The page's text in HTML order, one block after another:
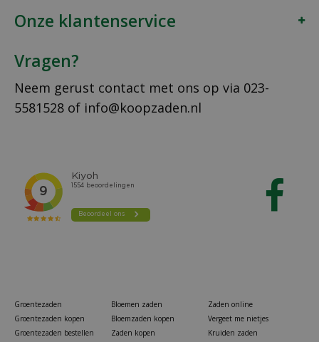
Onze klantenservice
Vragen?
Neem gerust contact met ons op via 023-
5581528 of info@koopzaden.nl
Groentezaden
Groentezaden kopen
Groentezaden bestellen
Bloemen zaden
Bloemzaden kopen
Zaden kopen
Zaden online
Vergeet me nietjes
Kruiden zaden